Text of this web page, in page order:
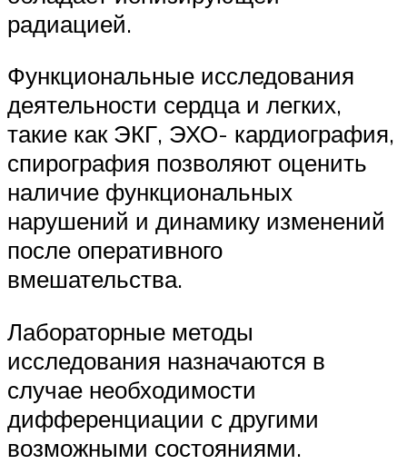
радиацией.
Функциональные исследования
деятельности сердца и легких,
такие как ЭКГ, ЭХО- кардиография,
спирография позволяют оценить
наличие функциональных
нарушений и динамику изменений
после оперативного
вмешательства.
Лабораторные методы
исследования назначаются в
случае необходимости
дифференциации с другими
возможными состояниями.